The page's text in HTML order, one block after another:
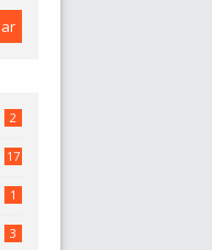
2
17
1
3